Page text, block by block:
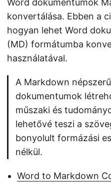
Word dokumentumok
konvertálása. Ebben a
hogyan lehet Word
(MD) formátumba
használatával.
A Markdown
dokumentumok
műszaki és
lehetővé teszi a
bonyolult formázási
nélkül.
Word to Markdown